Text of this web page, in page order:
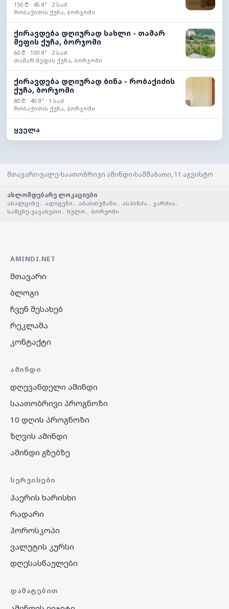
150 ₾ · 45 მ² · 2 საძ.
რობაქიძის ქუჩა, ბორჯომი
ქირავდება დღიურად სახლი - თამარ
მეფის ქუჩა, ბორჯომი
60 ₾ · 100 მ² · 2 საძ.
თამარ მეფის ქუჩა, ბორჯომი
ქირავდება დღიურად ბინა - რობაქიძის
ქუჩა, ბორჯომი
80 ₾ · 40 მ² · 1 საძ.
რობაქიძის ქუჩა, ბორჯომი
ყველა
მთავარი›ვალე›საათობრივი ამინდი›სამშაბათი, 11 აგვისტო
ახლომდებარე ლოკაციები
ახალციხე , ადიგენი , აბასთუმანი , ასპინძა , ვარძია ,
სამცხე-ჯავახეთი , ხულო , ბორჯომი
AMINDI.NET
მთავარი
ბლოგი
ჩვენ შესახებ
რეკლამა
კონტაქტი
ᲐᲛᲘᲜᲓᲘ
დღევანდელი ამინდი
საათობრივი პროგნოზი
10 დღის პროგნოზი
ზღვის ამინდი
ამინდი გზებზე
ᲡᲔᲠᲕᲘᲡᲔᲑᲘ
ჰაერის ხარისხი
რადარი
ჰოროსკოპი
ვალუტის კურსი
დღესასწაულები
ᲓᲐᲛᲐᲢᲔᲑᲘᲗ